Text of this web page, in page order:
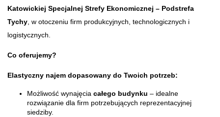
Katowickiej Specjalnej Strefy Ekonomicznej – Podstrefa
Tychy, w otoczeniu firm produkcyjnych, technologicznych i
logistycznych.
Co oferujemy?
Elastyczny najem dopasowany do Twoich potrzeb:
Możliwość wynajęcia całego budynku – idealne
rozwiązanie dla firm potrzebujących reprezentacyjnej
siedziby.